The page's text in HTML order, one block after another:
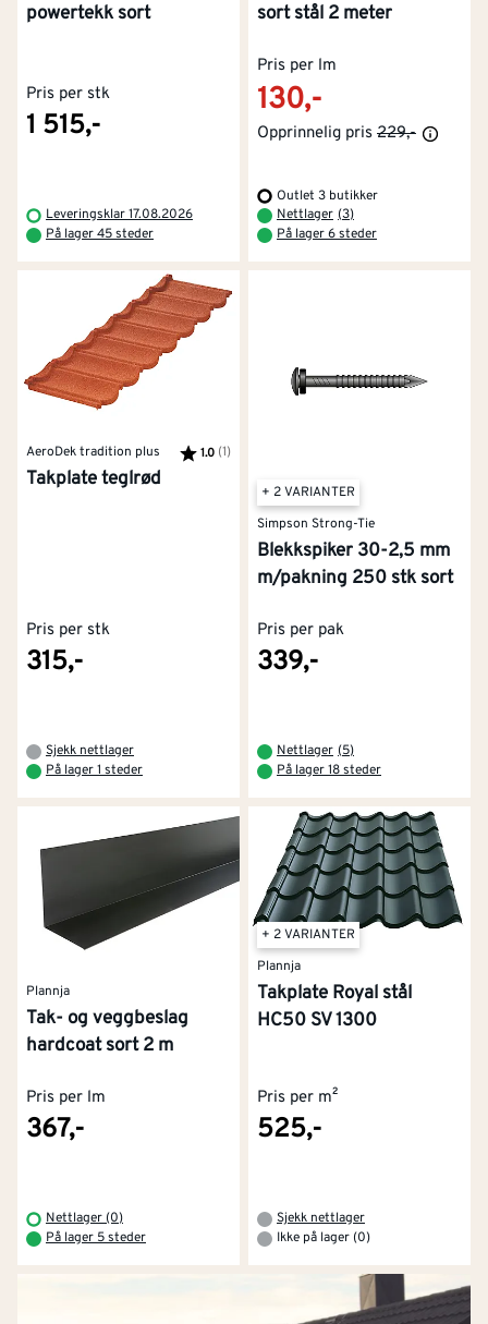
powertekk sort
Pris per stk
1 515,-
Leveringsklar 17.08.2026
På lager 45 steder
sort stål 2 meter
Pris per lm
130,-
Opprinnelig pris 229,-
Outlet 3 butikker
Nettlager (3)
På lager 6 steder
AeroDek tradition plus Karakter:
1.0 (1)
Takplate teglrød
Pris per stk
315,-
Sjekk nettlager
På lager 1 steder
+ 2 VARIANTER
Simpson Strong-Tie
Blekkspiker 30-2,5 mm
m/pakning 250 stk sort
Pris per pak
339,-
Nettlager (5)
På lager 18 steder
Plannja
Tak- og veggbeslag
hardcoat sort 2 m
Pris per lm
367,-
Nettlager (0)
På lager 5 steder
+ 2 VARIANTER
Plannja
Takplate Royal stål
HC50 SV 1300
Pris per m²
525,-
Sjekk nettlager
Ikke på lager (0)